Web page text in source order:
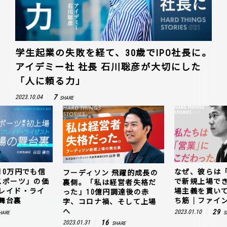
学生起業の失敗を経て、30歳でIPO社長に。
アイデミー社 社長 石川聡彦が大切にした
「人に頼る力」
2023.10.04 7 SHARE
万円でも信
ーツ」の価
イド・ライ
台裏
フーディソン 飛躍的成長の
裏側。「私は経営者失格だ
った」10億円調達後の赤
字、コロナ禍、そして上場
へ
2023.01.31 16 SHARE
なぜ、彼らは
で新規上場で
場主義を貫い
ち筋｜ファイ
2023.01.10 29